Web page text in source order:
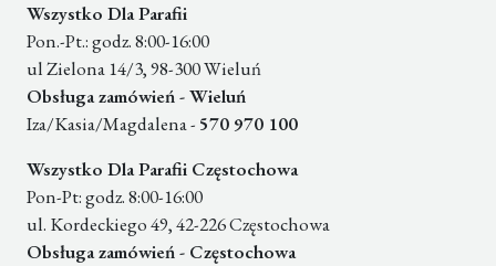
Wszystko Dla Parafii
Pon.-Pt.: godz. 8:00-16:00
ul Zielona 14/3, 98-300 Wieluń
Obsługa zamówień - Wieluń
Iza/Kasia/Magdalena - 570 970 100
Wszystko Dla Parafii Częstochowa
Pon-Pt: godz. 8:00-16:00
ul. Kordeckiego 49, 42-226 Częstochowa
Obsługa zamówień - Częstochowa